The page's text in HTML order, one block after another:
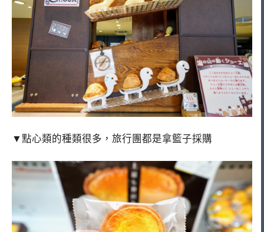
▼點心類的種類很多，旅行團都是拿籃子採購